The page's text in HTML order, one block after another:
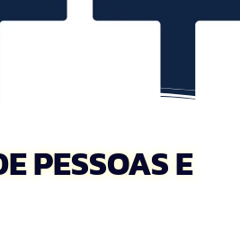
PESSOAS E